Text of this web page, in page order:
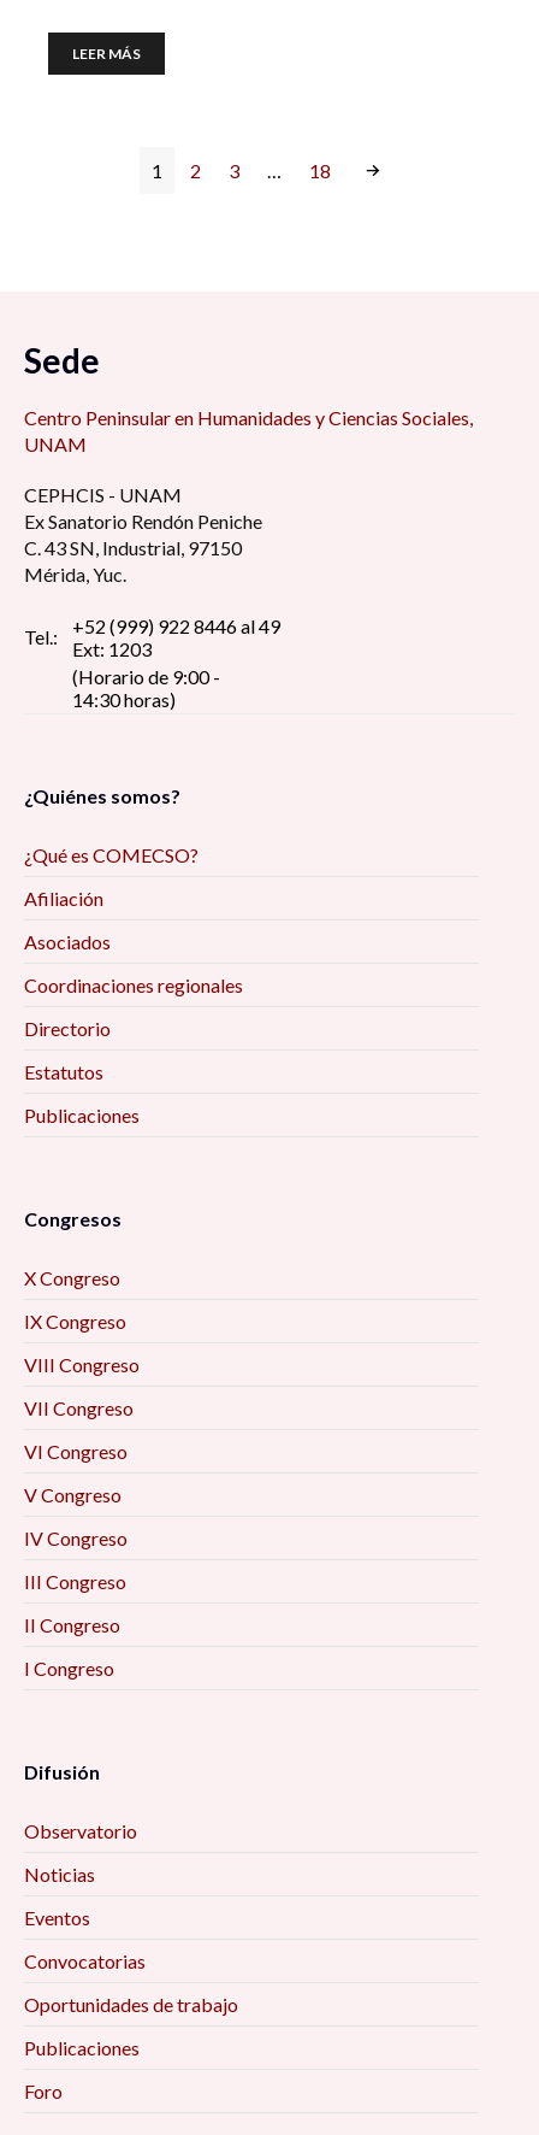
LEER MÁS
1 2 3 … 18
Sede
Centro Peninsular en Humanidades y Ciencias Sociales,
UNAM
CEPHCIS - UNAM
Ex Sanatorio Rendón Peniche
C. 43 SN, Industrial, 97150
Mérida, Yuc.
Tel.:
+52 (999) 922 8446 al 49
Ext: 1203
(Horario de 9:00 -
14:30 horas)
¿Quiénes somos?
¿Qué es COMECSO?
Afiliación
Asociados
Coordinaciones regionales
Directorio
Estatutos
Publicaciones
Congresos
X Congreso
IX Congreso
VIII Congreso
VII Congreso
VI Congreso
V Congreso
IV Congreso
III Congreso
II Congreso
I Congreso
Difusión
Observatorio
Noticias
Eventos
Convocatorias
Oportunidades de trabajo
Publicaciones
Foro